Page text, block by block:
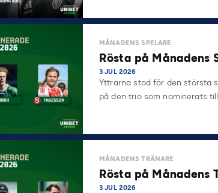
MÅNADENS SPELARE
Rösta på Månadens
3 JUL 2026
Yttrarna stod för den största
på den trio som nominerats
MÅNADENS TRÄNARE
Rösta på Månadens
3 JUL 2026